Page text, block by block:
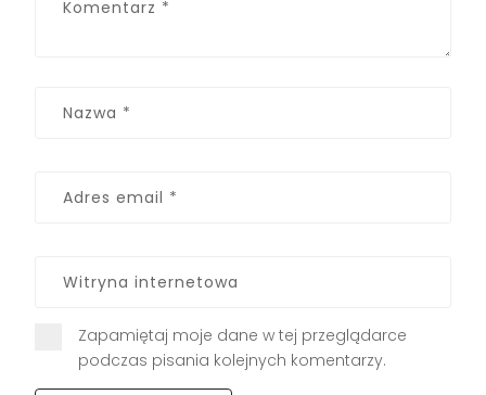
Zapamiętaj moje dane w tej przeglądarce
podczas pisania kolejnych komentarzy.